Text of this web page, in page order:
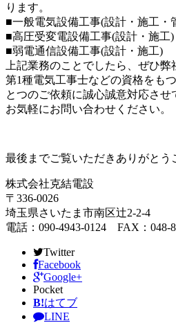
ります。
■一般電気設備工事(設計・施工・
■高圧受変電設備工事(設計・施工)
■弱電通信設備工事(設計・施工)
上記業務のことでしたら、ぜひ弊
第1種電気工事士などの資格をも
とつのご依頼に誠心誠意対応させ
お気軽にお問い合わせください。
最後までご覧いただきありがとう
株式会社克結電設
〒336-0026
埼玉県さいたま市南区辻2-2-4
電話：090-4943-0124 FAX：048-
Twitter
Facebook
Google+
Pocket
B!はてブ
LINE